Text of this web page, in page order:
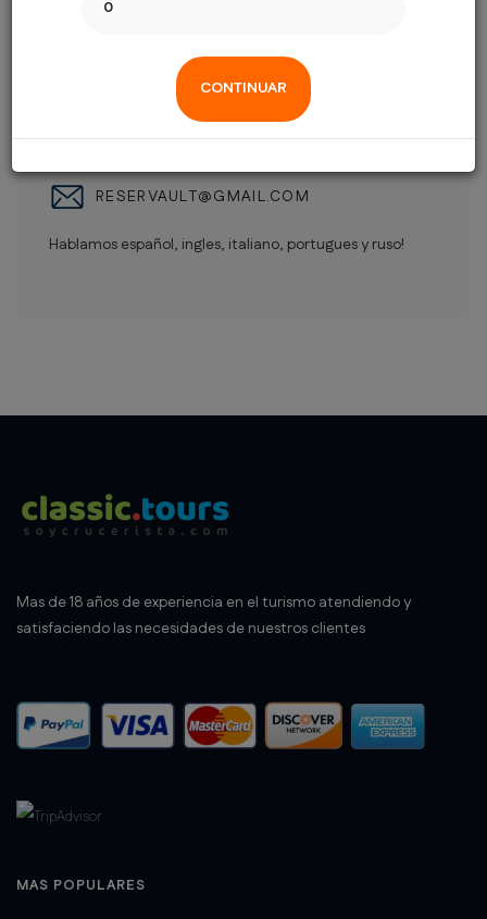
telefonos.
+ 34 627 679 153
+ 34 695 495 745
RESERVAULT@GMAIL.COM
Hablamos español, ingles, italiano, portugues y ruso!
CONTINUAR
Mas de 18 años de experiencia en el turismo atendiendo y
satisfaciendo las necesidades de nuestros clientes
MAS POPULARES